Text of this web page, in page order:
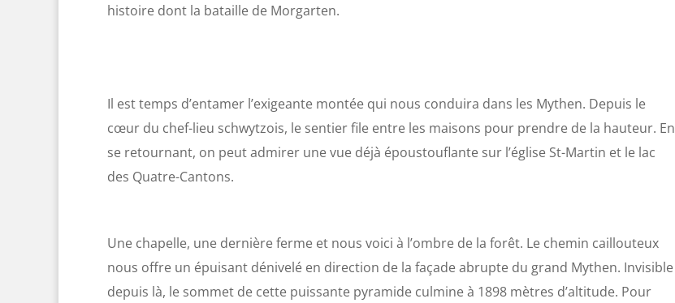
histoire dont la bataille de Morgarten.
Il est temps d’entamer l’exigeante montée qui nous conduira dans les Mythen. Depuis le
cœur du chef-lieu schwytzois, le sentier file entre les maisons pour prendre de la hauteur. En
se retournant, on peut admirer une vue déjà époustouflante sur l’église St-Martin et le lac
des Quatre-Cantons.
Une chapelle, une dernière ferme et nous voici à l’ombre de la forêt. Le chemin caillouteux
nous offre un épuisant dénivelé en direction de la façade abrupte du grand Mythen. Invisible
depuis là, le sommet de cette puissante pyramide culmine à 1898 mètres d’altitude. Pour